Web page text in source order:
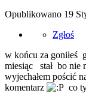
Opublikowano 19
Zgłoś
w końcu za goniłeś
miesiąc stał bo nie
wyjechałem pościć
komentarz
co